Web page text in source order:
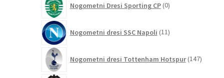
Nogometni Dresi Sporting CP 0izdelkov
Nogometni dresi SSC Napoli 11izdelkov
Nogometni dresi Tottenham Hotspur 147